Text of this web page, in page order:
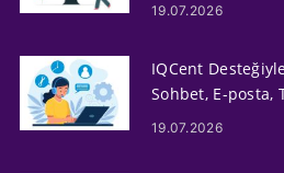
19.07.2026
IQCent
Sohbet, E-posta,
Seçenekleri
19.07.2026